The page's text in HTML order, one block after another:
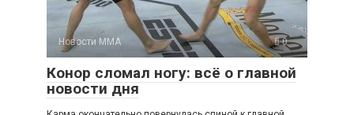
Новости ММА 0
Конор сломал ногу: всё о главной
новости дня